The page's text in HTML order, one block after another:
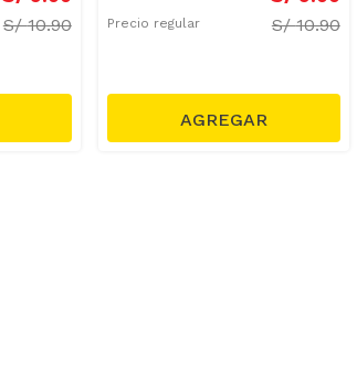
S/10.90 Precio regular S/10.90